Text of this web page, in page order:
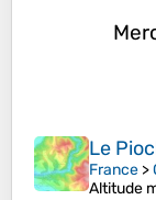
Le
France >
Altitude